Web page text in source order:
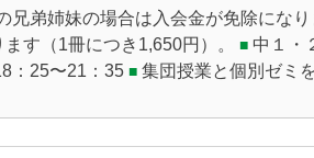
弟姉妹の場合は入会金が免除になり
す（1冊につき1,650円）。 ■中１・
：25〜21：35 ■集団授業と個別ゼミ